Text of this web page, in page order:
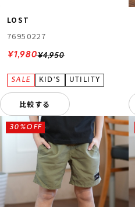
LOST
76950227
¥4,950
¥1,980
比較する
30%OFF